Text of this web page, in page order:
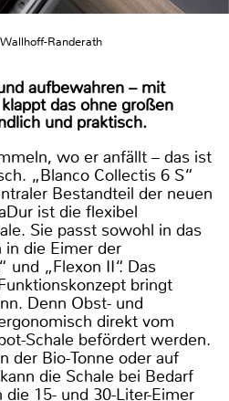
Randerath
aufbewahren – mit
das ohne großen
und praktisch.
wo er anfällt – das ist
„Blanco Collectis 6 S“
Bestandteil der neuen
ist die flexibel
Sie passt sowohl in das
in die Eimer der
„Flexon II“. Das
bringt
Denn Obst- und
direkt vom
Schale befördert werden.
der Bio-Tonne oder auf
die Schale bei Bedarf
15- und 30-Liter-Eimer